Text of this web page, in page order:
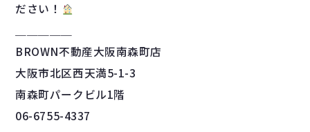
ださい！
BROWN不動産大阪南森町店
大阪市北区西天満5-1-3
南森町パークビル1階
06-6755-4337